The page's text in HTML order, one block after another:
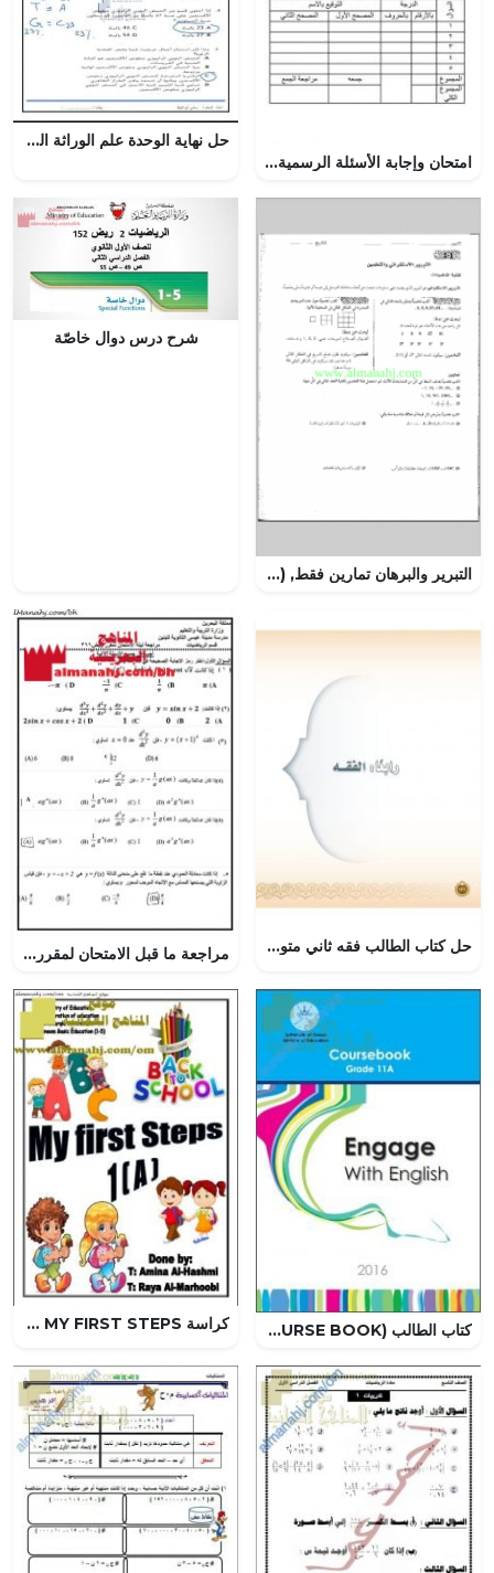
امتحان وإجابة الأسئلة الرسمية للفصل الدراسي الأول الدور الأول (تربية اسلامية) الثامن
حل نهاية الوحدة علم الوراثة الجزيئية, (علوم) الحادي عشر المتقدم
التبرير والبرهان تمارين فقط, (رياضيات) العاشر المتقدم
شرح درس دوال خاصّة
حل كتاب الطالب فقه ثاني متوسط ف2 – المنهاج السعودي مراجعة ما قبل الامتحان لمقرر ريض 366 (رياضيات) الثالث الثانوي
كتاب الطالب (COURSE BOOK) (لغة انجليزية) الحادي عشر كراسة MY FIRST STEPS (لغة انجليزية) الأول